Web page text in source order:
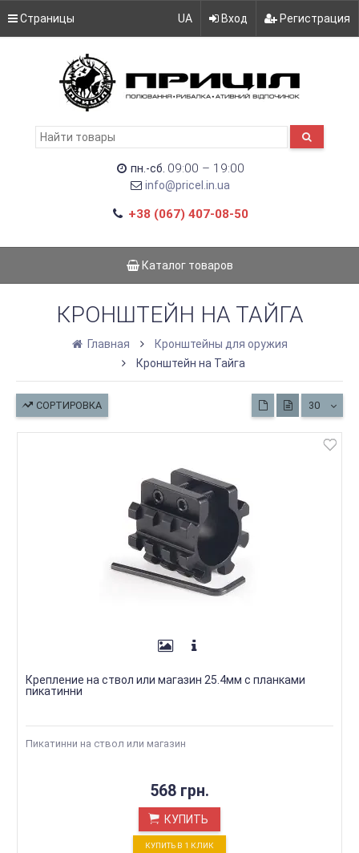
Страницы UA Вход Регистрация
пн.-сб. 09:00 – 19:00
info@pricel.in.ua
+38 (067) 407-08-50
Каталог товаров
КРОНШТЕЙН НА ТАЙГА
Главная
Кронштейны для оружия
Кронштейн на Тайга
СОРТИРОВКА 30
Крепление на ствол или магазин 25.4мм с планками
пикатинни
Пикатинни на ствол или магазин
568 грн.
КУПИТЬ
КУПИТЬ В 1 КЛИК